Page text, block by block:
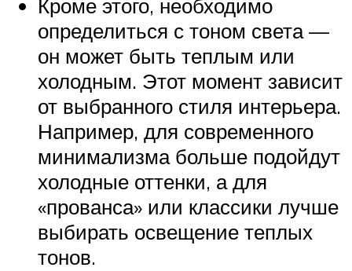
Кроме этого, необходимо
определиться с тоном света —
он может быть теплым или
холодным. Этот момент зависит
от выбранного стиля интерьера.
Например, для современного
минимализма больше подойдут
холодные оттенки, а для
«прованса» или классики лучше
выбирать освещение теплых
тонов.